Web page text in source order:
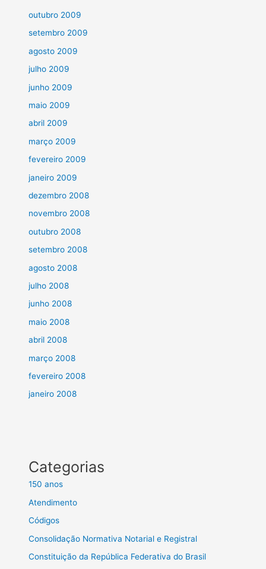
outubro 2009
setembro 2009
agosto 2009
julho 2009
junho 2009
maio 2009
abril 2009
março 2009
fevereiro 2009
janeiro 2009
dezembro 2008
novembro 2008
outubro 2008
setembro 2008
agosto 2008
julho 2008
junho 2008
maio 2008
abril 2008
março 2008
fevereiro 2008
janeiro 2008
Categorias
150 anos
Atendimento
Códigos
Consolidação Normativa Notarial e Registral
Constituição da República Federativa do Brasil